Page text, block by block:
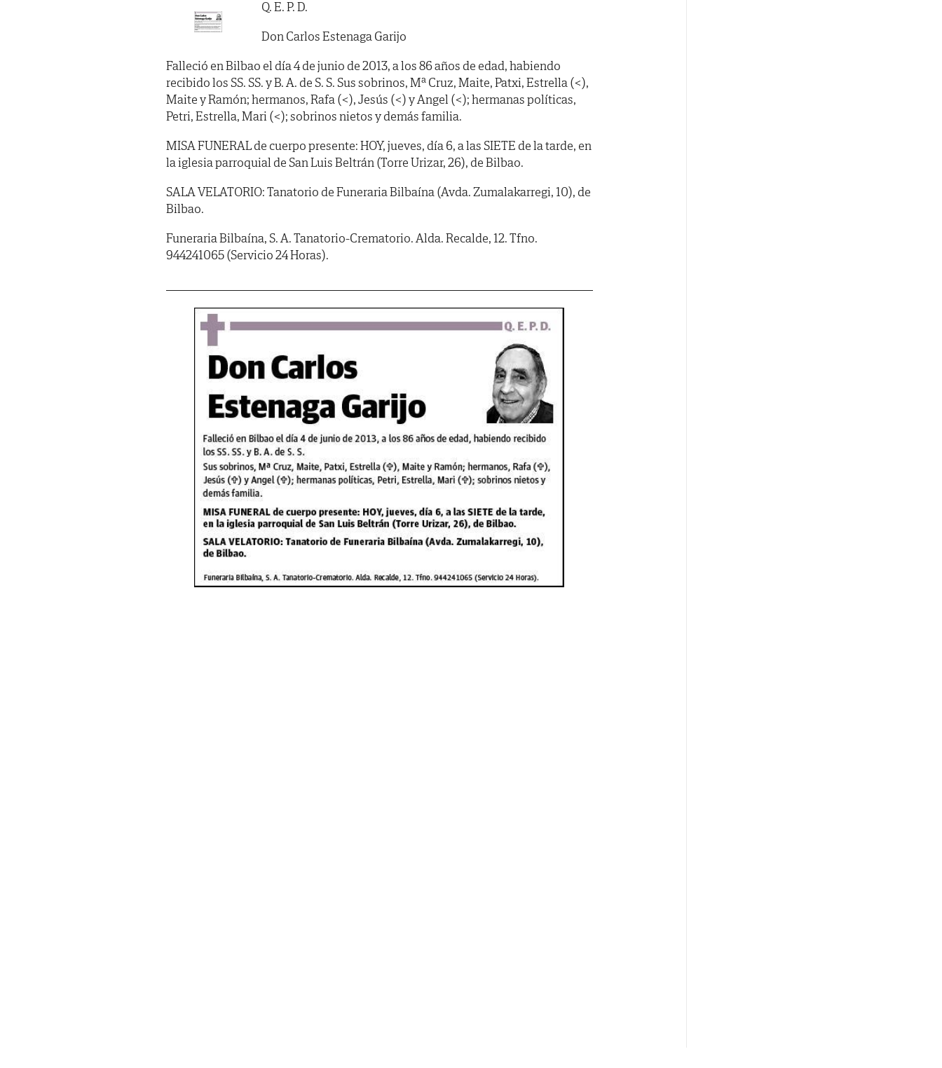
Q. E. P. D.
Don Carlos Estenaga Garijo
Falleció en Bilbao el día 4 de junio de 2013, a los 86 años de edad, habiendo
recibido los SS. SS. y B. A. de S. S. Sus sobrinos, Mª Cruz, Maite, Patxi, Estrella (<),
Maite y Ramón; hermanos, Rafa (<), Jesús (<) y Angel (<); hermanas políticas,
Petri, Estrella, Mari (<); sobrinos nietos y demás familia.
MISA FUNERAL de cuerpo presente: HOY, jueves, día 6, a las SIETE de la tarde, en
la iglesia parroquial de San Luis Beltrán (Torre Urizar, 26), de Bilbao.
SALA VELATORIO: Tanatorio de Funeraria Bilbaína (Avda. Zumalakarregi, 10), de
Bilbao.
Funeraria Bilbaína, S. A. Tanatorio-Crematorio. Alda. Recalde, 12. Tfno.
944241065 (Servicio 24 Horas).